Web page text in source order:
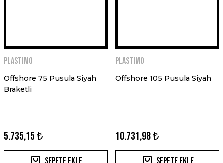
PLASTIMO
Offshore 75 Pusula Siyah
Braketli
5.735,15 ₺
Sepete Ekle
PLASTIMO
Offshore 105 Pusula Siyah
10.731,98 ₺
Sepete Ekle